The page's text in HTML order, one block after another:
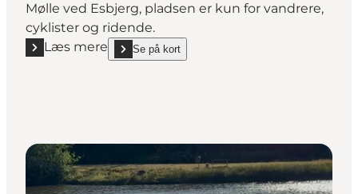
Mølle ved Esbjerg, pladsen er kun for vandrere,
cyklister og ridende.
Læs mere
Læs mere "Naturlejrplads Øluf Mølle teltplads ved
Se på kort
show Naturlejrplads Øluf Mølle teltplads ved